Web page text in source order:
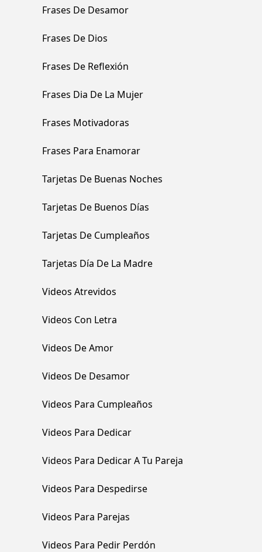
Frases De Desamor
Frases De Dios
Frases De Reflexión
Frases Dia De La Mujer
Frases Motivadoras
Frases Para Enamorar
Tarjetas De Buenas Noches
Tarjetas De Buenos Días
Tarjetas De Cumpleaños
Tarjetas Día De La Madre
Videos Atrevidos
Videos Con Letra
Videos De Amor
Videos De Desamor
Videos Para Cumpleaños
Videos Para Dedicar
Videos Para Dedicar A Tu Pareja
Videos Para Despedirse
Videos Para Parejas
Videos Para Pedir Perdón